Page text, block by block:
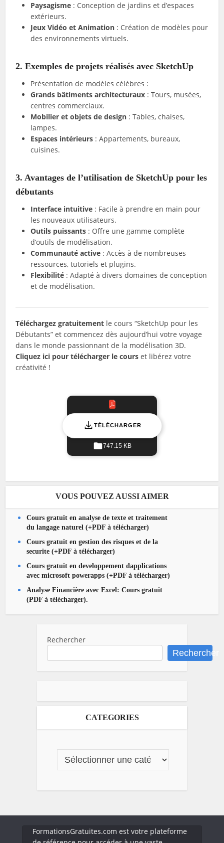
Paysagisme : Conception de jardins et d’espaces
extérieurs.
Jeux Vidéo et Animation : Création de modèles pour
des environnements virtuels.
2. Exemples de projets réalisés avec SketchUp
Présentation de modèles célèbres :
Grands bâtiments architecturaux : Tours, musées,
centres commerciaux.
Mobilier et objets de design : Tables, chaises,
lampes.
Espaces intérieurs : Appartements, bureaux,
cuisines.
3. Avantages de l’utilisation de SketchUp pour les
débutants
Interface intuitive : Facile à prendre en main pour
les nouveaux utilisateurs.
Outils puissants : Offre une gamme complète
d’outils de modélisation.
Communauté active : Accès à de nombreuses
ressources, tutoriels et plugins.
Flexibilité : Adapté à divers domaines de conception
et de modélisation.
Téléchargez gratuitement le cours “SketchUp pour les
Débutants” et commencez dès aujourd’hui votre voyage
dans le monde passionnant de la modélisation 3D.
Cliquez ici pour télécharger le cours et libérez votre
créativité !
TÉLÉCHARGER
747.15 KB
VOUS POUVEZ AUSSI AIMER
Cours gratuit en analyse de texte et traitement
du langage naturel (+PDF à télécharger)
Cours gratuit en gestion des risques et de la
securite (+PDF à télécharger)
Cours gratuit en developpement dapplications
avec microsoft powerapps (+PDF à télécharger)
Analyse Financière avec Excel: Cours gratuit
(PDF à télécharger).
Rechercher
Rechercher
CATEGORIES
FormationsGratuites.com est votre plateforme